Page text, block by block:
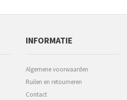
INFORMATIE
Algemene voorwaarden
Ruilen en retourneren
Contact